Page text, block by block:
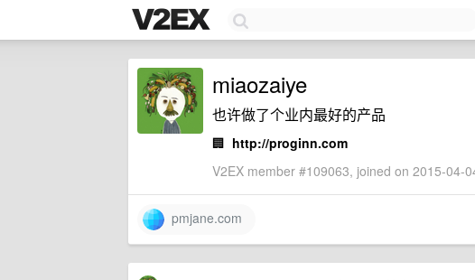
miaozaiye
也许做了个业内最好的产品
🏢 http://proginn.com
V2EX member #109063, joined on 2015-04-
pmjane.com